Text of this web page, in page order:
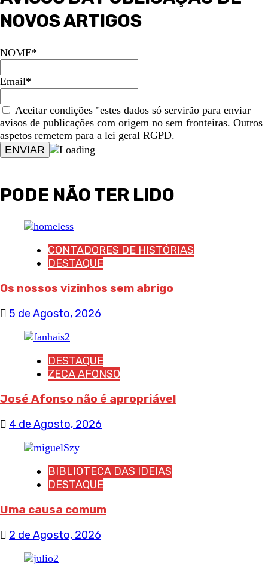
NOVOS ARTIGOS
NOME*
Email*
Aceitar condições "estes dados só servirão para enviar
avisos de publicações com origem no sem fronteiras. Outros
aspetos remetem para a lei geral RGPD.
PODE NÃO TER LIDO
CONTADORES DE HISTÓRIAS
DESTAQUE
Os nossos vizinhos sem abrigo
5 de Agosto, 2026
DESTAQUE
ZECA AFONSO
José Afonso não é apropriável
4 de Agosto, 2026
BIBLIOTECA DAS IDEIAS
DESTAQUE
Uma causa comum
2 de Agosto, 2026